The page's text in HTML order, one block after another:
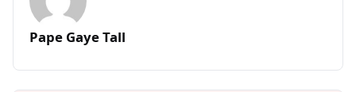
Pape Gaye Tall